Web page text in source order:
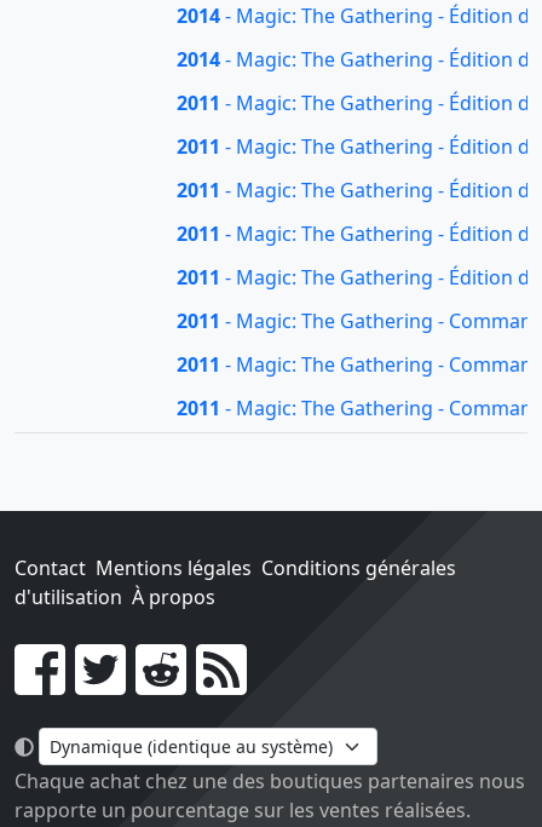
2014- Magic: The Gathering - Édition
2014- Magic: The Gathering - Édition
2011 - Magic: The Gathering - Édition
2011 - Magic: The Gathering - Édition
2011 - Magic: The Gathering - Édition
2011 - Magic: The Gathering - Édition
2011 - Magic: The Gathering - Édition
2011 - Magic: The Gathering -
2011 - Magic: The Gathering -
2011 - Magic: The Gathering -
Contact Mentions légales Conditions générales
d'utilisation À propos
Go !
Chaque achat chez une des boutiques partenaires nous
rapporte un pourcentage sur les ventes réalisées.